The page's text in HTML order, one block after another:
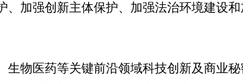
、加强创新主体保护、加强法治环境建设
生物医药等关键前沿领域科技创新及商业秘